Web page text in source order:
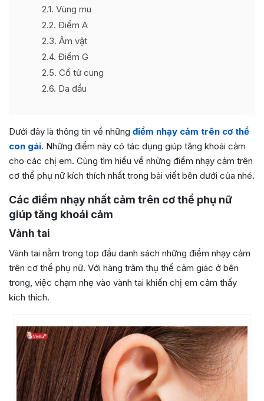
2.1 Vùng mu
2.2 Điểm A
2.3 Âm vật
2.4 Điểm G
2.5 Cổ tử cung
2.6 Da đầu
Dưới đây là thông tin về những điểm nhạy cảm trên cơ thể
con gái. Những điểm này có tác dụng giúp tăng khoái cảm
cho các chị em. Cùng tìm hiểu về những điểm nhạy cảm trên
cơ thể phụ nữ kích thích nhất trong bài viết bên dưới của nhé.
Các điểm nhạy nhất cảm trên cơ thể phụ nữ
giúp tăng khoái cảm
Vành tai
Vành tai nằm trong top đầu danh sách những điểm nhạy cảm
trên cơ thể phụ nữ. Với hàng trăm thụ thể cảm giác ở bên
trong, việc chạm nhẹ vào vành tai khiến chị em cảm thấy
kích thích.